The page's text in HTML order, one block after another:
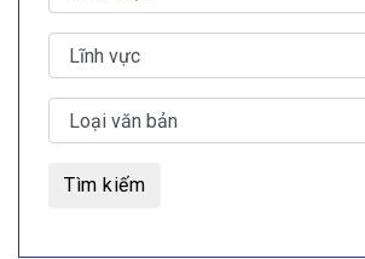
Tìm kiếm